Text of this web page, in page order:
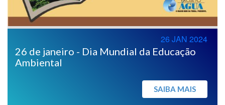
26 de janeiro - Dia Mundial da Educação
Ambiental
26 JAN 2024
SAIBA MAIS